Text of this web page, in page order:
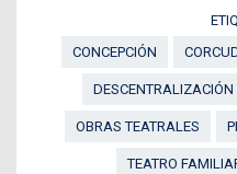
CONCEPCIÓN
DESCENTRALIZACIÓN
OBRAS TEATRALES
TEATRO